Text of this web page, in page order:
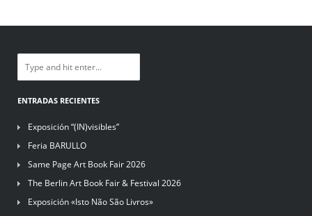
ENTRADAS RECIENTES
Exposición “(IN)visibles”
Feria BARULLO
Same Page Art Book Fair 2026
The Berlin Art Book Fair & Festival 2026
Exposición «Isto Não São Livros»